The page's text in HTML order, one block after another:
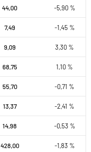
44,00 -5,90 %
7,49 -1,45 %
9,09 3,30 %
68,75 1,10 %
55,70 -0,71 %
13,37 -2,41 %
14,98 -0,53 %
428,00 -1,83 %